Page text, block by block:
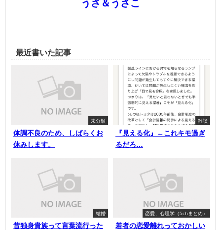
うさ＆うさこ
最近書いた記事
未分類
体調不良のため、しばらくお
休みします。
雑談
『見える化』←これキモ過ぎ
るだろ…
結婚
昔独身貴族って言葉流行った
恋愛、心理学（5chまとめ）
若者の恋愛離れっておかしい